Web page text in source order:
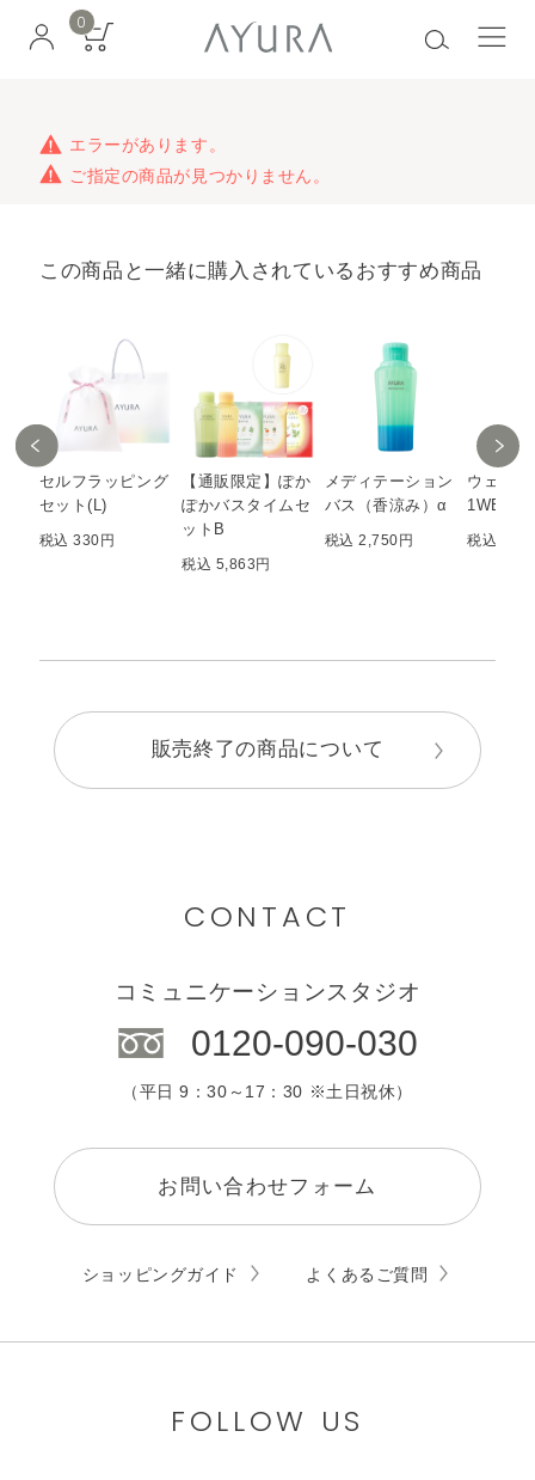
0
エラーがあります。
ご指定の商品が見つかりません。
この商品と一緒に購入されているおすすめ商品
セルフラッピング
セット(L)
税込 330円
【通販限定】ぽか
ぽかバスタイムセ
ットB
税込 5,863円
メディテーション
バス（香涼み）α
税込 2,750円
ウェル
1WEEK
税込
販売終了の商品について
CONTACT
コミュニケーションスタジオ
0120-090-030
（平日 9：30～17：30 ※土日祝休）
お問い合わせフォーム
ショッピングガイド よくあるご質問
FOLLOW US